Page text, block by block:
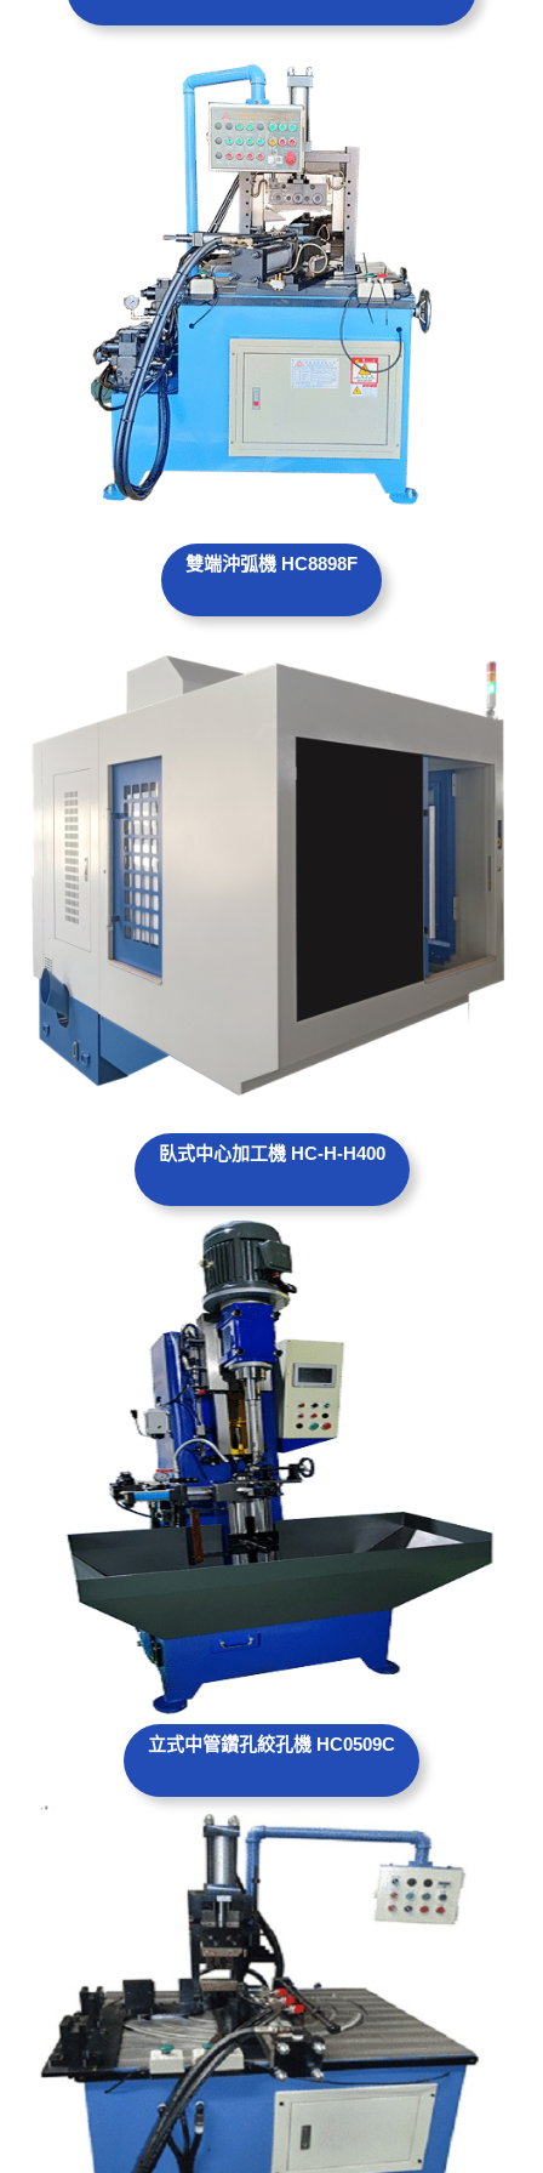
雙端沖弧機 HC8898F
臥式中心加工機 HC-H-H400
立式中管鑽孔絞孔機 HC0509C